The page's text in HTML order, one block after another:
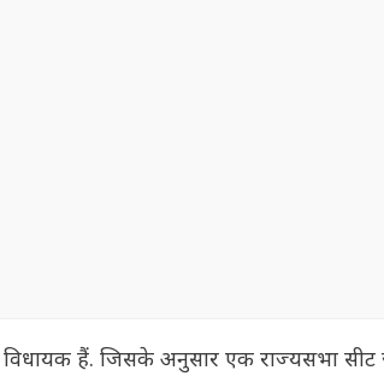
हैं. जिसके अनुसार एक राज्यसभा